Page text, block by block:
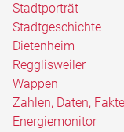
Stadtporträt
Stadtgeschichte
Dietenheim
Regglisweiler
Wappen
Zahlen, Daten,
Energiemonitor